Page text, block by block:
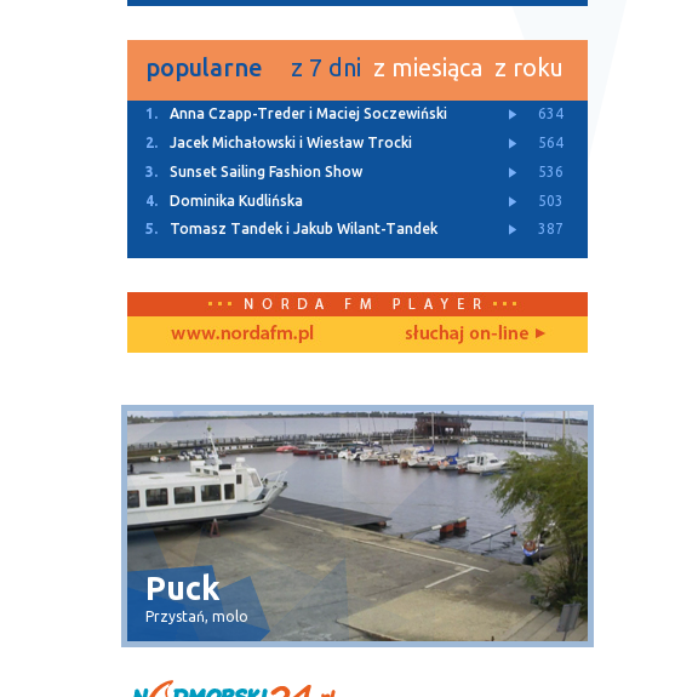
popularne z 7 dni z miesiąca z roku
1. Letnie granie w Lęborku
3218
2.
Liwia Ostrowska
2217
3.
XXVII Światowy Zjazd Kaszubów
1596
4.
Monika Labuda i Urszula Walburg
1564
5.
Jacek Pałubicki 1142
Puck
Przystań, molo